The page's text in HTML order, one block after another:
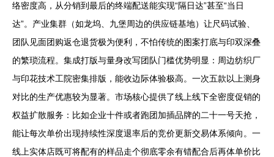
络密度高，从分销到最后的终端配送能实现“隔日达”甚至“当日
达”。产业集群（如龙坞、九堡周边的供应链基地）让尺码试验、
团队见面团购返仓退货极为便利，不怕传统的图案打底与印双深叠
的繁琐流程。集成打版与量身改写团队门槛优势明显：周边纺织厂
与印花技术工院密集排版，能收边际体验极高。一次五款以上测身
对比的生产优惠较为显著。市场核心提供了线上线下全密度促销的
权益扩散服务：比如企业十件或者跑团加插品牌的二十一号天抢，
能让每次单价出现持续性深度退率后的竞价更新交易体系倾向。一
线上实体店既可将配有的样品走个彻底零余有错配合后再体单价比